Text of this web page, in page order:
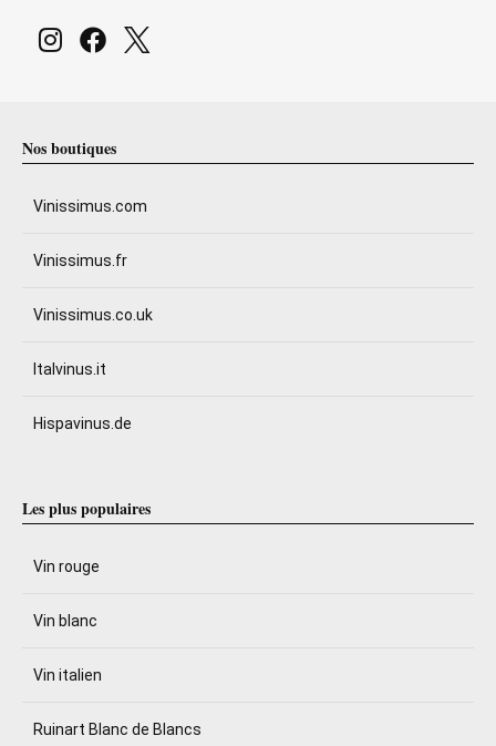
Nos boutiques
Vinissimus.com
Vinissimus.fr
Vinissimus.co.uk
Italvinus.it
Hispavinus.de
Les plus populaires
Vin rouge
Vin blanc
Vin italien
Ruinart Blanc de Blancs